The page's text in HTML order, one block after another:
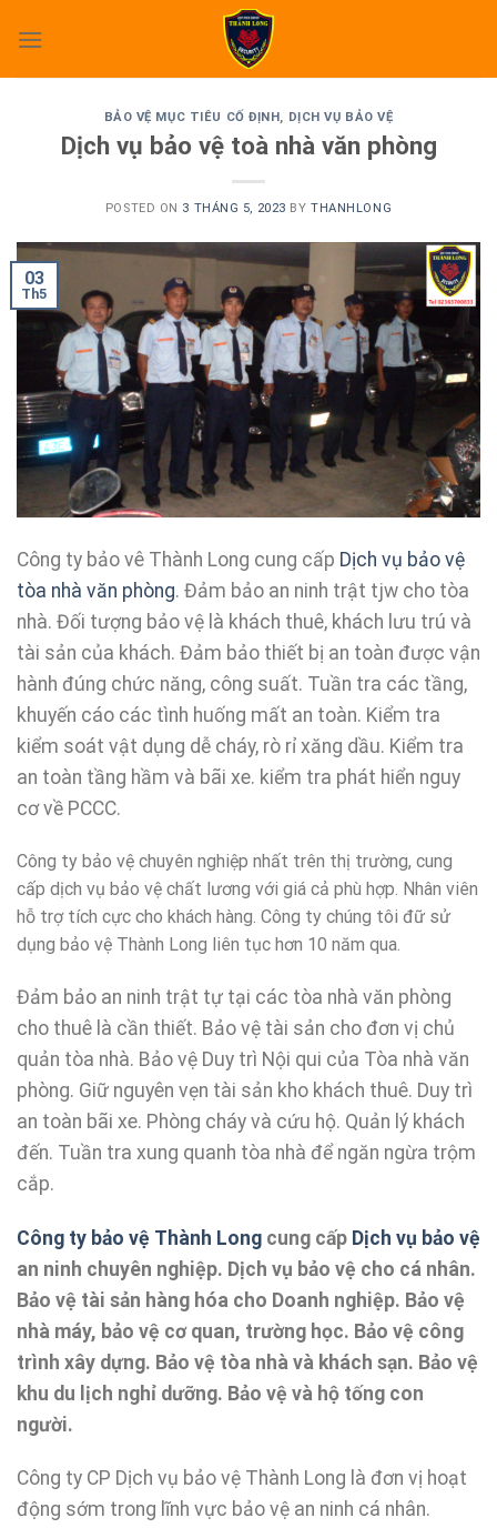
BẢO VỆ MỤC TIÊU CỐ ĐỊNH, DỊCH VỤ BẢO VỆ
Dịch vụ bảo vệ toà nhà văn phòng
POSTED ON 3 THÁNG 5, 2023 BYTHANHLONG
03
Th5
Công ty bảo vê Thành Long cung cấp Dịch vụ bảo vệ
tòa nhà văn phòng. Đảm bảo an ninh trật tjw cho tòa
nhà. Đối tượng bảo vệ là khách thuê, khách lưu trú và
tài sản của khách. Đảm bảo thiết bị an toàn được vận
hành đúng chức năng, công suất. Tuần tra các tầng,
khuyến cáo các tình huống mất an toàn. Kiểm tra
kiểm soát vật dụng dễ cháy, rò rỉ xăng dầu. Kiểm tra
an toàn tầng hầm và bãi xe. kiểm tra phát hiển nguy
cơ về PCCC.
Công ty bảo vệ chuyên nghiệp nhất trên thị trường, cung
cấp dịch vụ bảo vệ chất lương với giá cả phù hợp. Nhân viên
hỗ trợ tích cực cho khách hàng. Công ty chúng tôi đữ sử
dụng bảo vệ Thành Long liên tục hơn 10 năm qua.
Đảm bảo an ninh trật tự tại các tòa nhà văn phòng
cho thuê là cần thiết. Bảo vệ tài sản cho đơn vị chủ
quản tòa nhà. Bảo vệ Duy trì Nội qui của Tòa nhà văn
phòng. Giữ nguyên vẹn tài sản kho khách thuê. Duy trì
an toàn bãi xe. Phòng cháy và cứu hộ. Quản lý khách
đến. Tuần tra xung quanh tòa nhà để ngăn ngừa trộm
cắp.
Công ty bảo vệ Thành Long cung cấp Dịch vụ bảo vệ
an ninh chuyên nghiệp. Dịch vụ bảo vệ cho cá nhân.
Bảo vệ tài sản hàng hóa cho Doanh nghiệp. Bảo vệ
nhà máy, bảo vệ cơ quan, trường học. Bảo vệ công
trình xây dựng. Bảo vệ tòa nhà và khách sạn. Bảo vệ
khu du lịch nghỉ dưỡng. Bảo vệ và hộ tống con
người.
Công ty CP Dịch vụ bảo vệ Thành Long là đơn vị hoạt
động sớm trong lĩnh vực bảo vệ an ninh cá nhân.